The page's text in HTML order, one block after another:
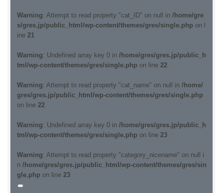
Warning: Attempt to read property "cat_ID" on null in /home/gre
s/gres.jp/public_html/wp-content/themes/gres/single.phpon l
ine 21
Warning: Undefined array key 0 in /home/gres/gres.jp/public_h
tml/wp-content/themes/gres/single.phpon line 22
Warning: Attempt to read property "cat_name" on null in /home/
gres/gres.jp/public_html/wp-content/themes/gres/single.php
on line 22
Warning: Undefined array key 0 in /home/gres/gres.jp/public_h
tml/wp-content/themes/gres/single.phpon line 23
Warning: Attempt to read property "category_nicename" on null i
n /home/gres/gres.jp/public_html/wp-content/themes/gres/sin
gle.phpon line 23